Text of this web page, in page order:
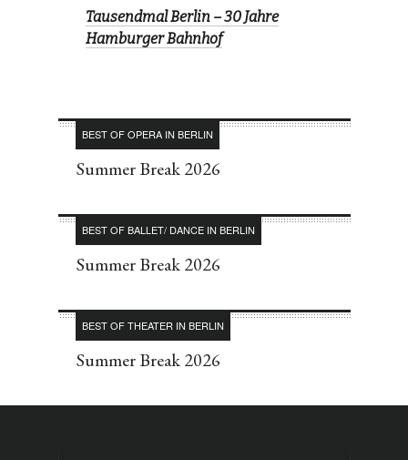
Tausendmal Berlin – 30 Jahre
Hamburger Bahnhof
BEST OF OPERA IN BERLIN
Summer Break 2026
BEST OF BALLET/ DANCE IN BERLIN
Summer Break 2026
BEST OF THEATER IN BERLIN
Summer Break 2026